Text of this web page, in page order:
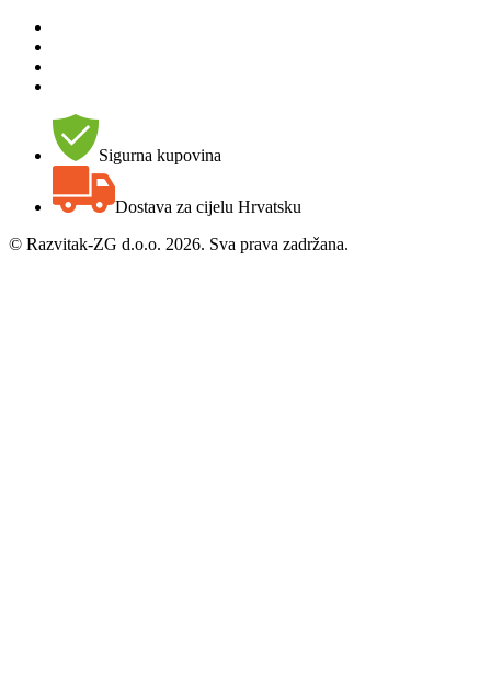
Sigurna kupovina
Dostava za cijelu Hrvatsku
© Razvitak-ZG d.o.o. 2026. Sva prava zadržana.